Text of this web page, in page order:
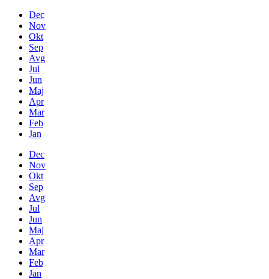
Dec
Nov
Okt
Sep
Avg
Jul
Jun
Maj
Apr
Mar
Feb
Jan
Dec
Nov
Okt
Sep
Avg
Jul
Jun
Maj
Apr
Mar
Feb
Jan